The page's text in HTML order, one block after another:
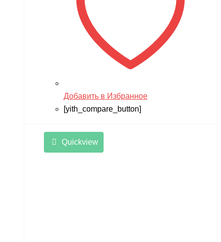
Добавить в Избранное
[yith_compare_button]
Quickview